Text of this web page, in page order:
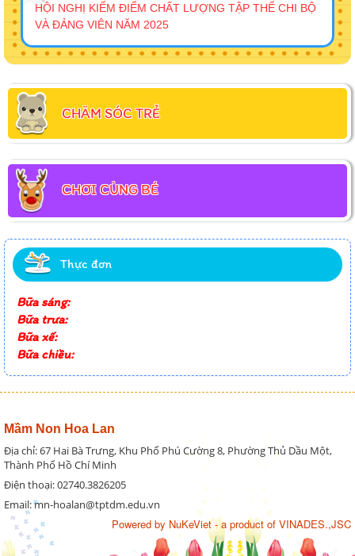
HỘI NGHỊ KIỂM ĐIỂM CHẤT LƯỢNG TẬP THỂ CHI BỘ
VÀ ĐẢNG VIÊN NĂM 2025
CHĂM SÓC TRẺ
CHƠI CÙNG BÉ
Thực đơn
Bữa sáng:
Bữa trưa:
Bữa xế:
Bữa chiều:
Mầm Non Hoa Lan
Địa chỉ: 67 Hai Bà Trưng, Khu Phố Phú Cường 8, Phường Thủ Dầu Một,
Thành Phố Hồ Chí Minh
Điện thoại: 02740.3826205
Email: mn-hoalan@tptdm.edu.vn
Powered by NuKeViet- a product of VINADES.,JSC